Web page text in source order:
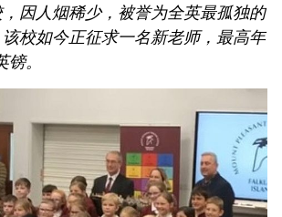
因人烟稀少，被誉为全英最孤独的
校如今正征求一名新老师，最高年
。